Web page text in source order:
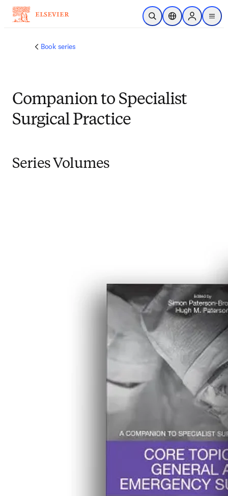
メインのコンテンツにスキップ
検索を開くロケーションセレ
Sign in to
menu
Book series
Companion to Specialist
Surgical Practice
Series Volumes